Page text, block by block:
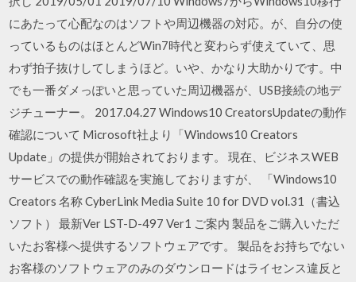
にあたって心配なのはソフトや周辺機器の対応。が、自分の使
っているものはほとんどWin7時代と変わらず使えていて、思
わず拍子抜けしてしまうほど。いや、かなり大助かりです。中
でも一番ダメっぽいと思っていた周辺機器が、USB接続の地デ
ジチューナー。 2017.04.27 Windows10 CreatorsUpdateの動作
確認について Microsoft社より「Windows10 Creators
Update」の提供が開始されております。 現在、ビジネスWEB
サービスでの動作確認を実施しておりますが、 「Windows10
Creators 名称 CyberLink Media Suite 10 for DVD vol.31（書込
ソフト） 最新Ver LST-D-497 Ver1 ご案内 製品をご購入いただ
いたお客様へ提供するソフトウェアです。 製品をお持ちでない
お客様のソフトウェアのみのダウンロードはライセンス違反と